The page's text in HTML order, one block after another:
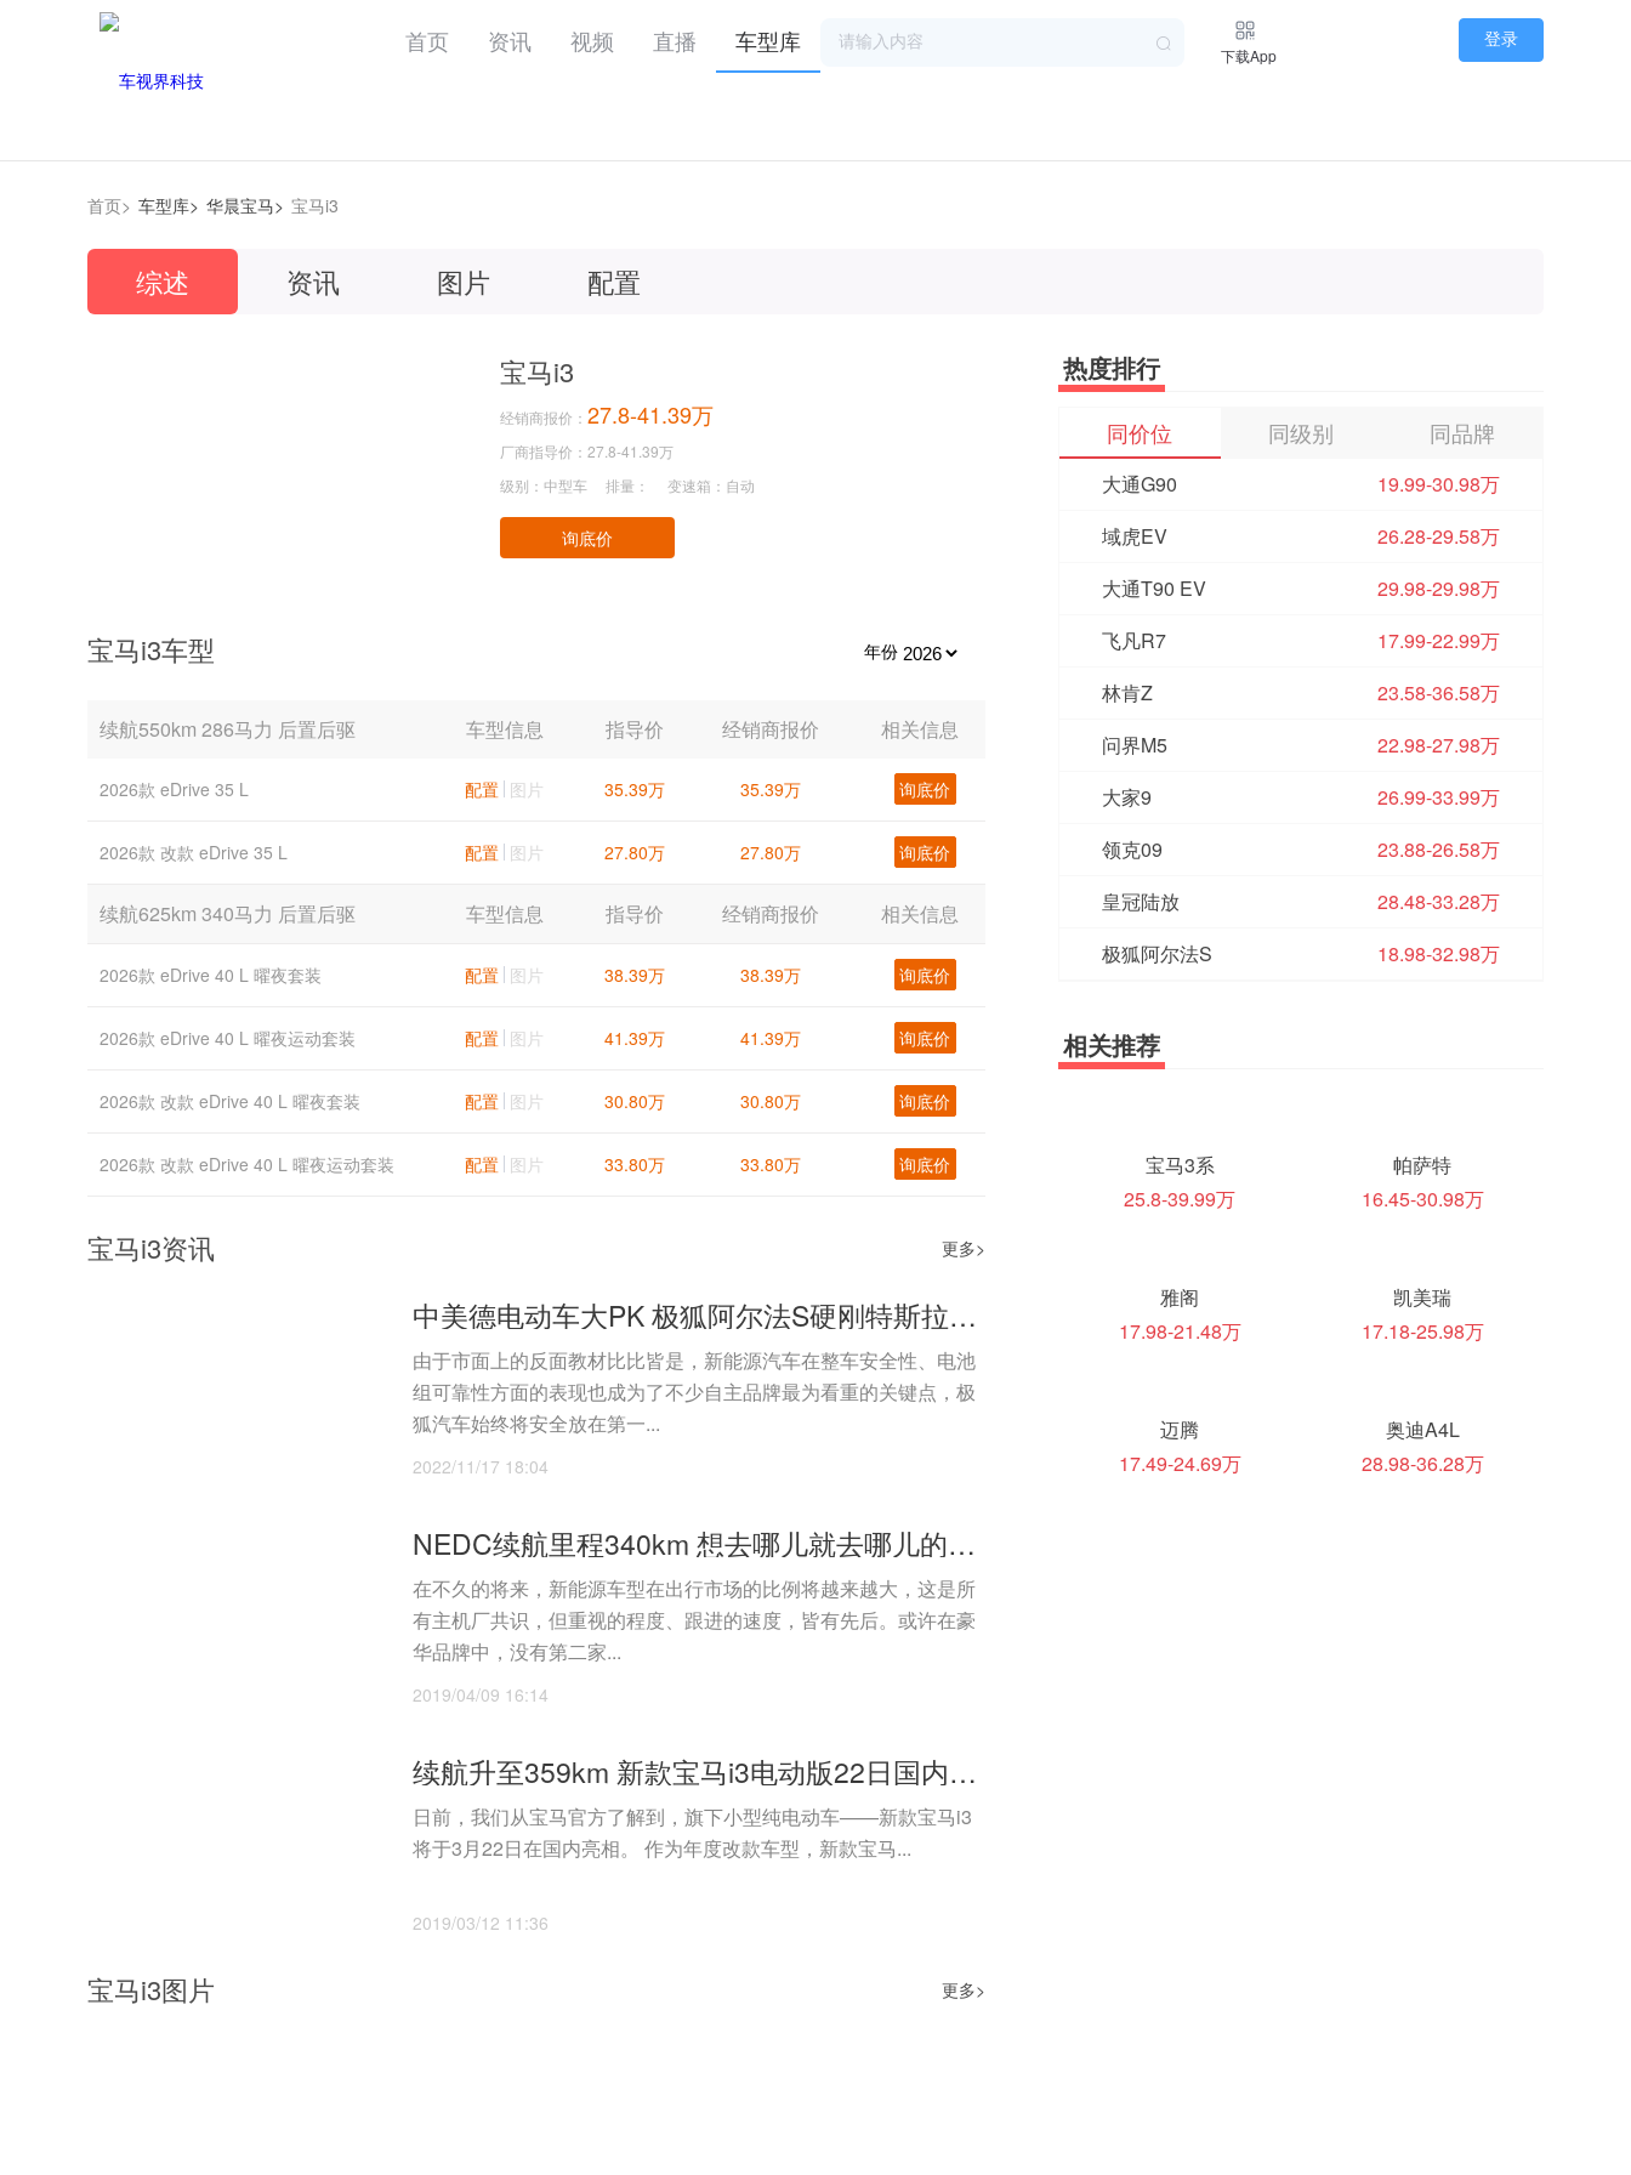
登录
首页 资讯 视频 直播 车型库 下载App
首页> 车型库> 华晨宝马> 宝马i3
综述 资讯 图片 配置
宝马i3
经销商报价： 27.8-41.39万
厂商指导价：27.8-41.39万
级别：中型车
排量： 变速箱：自动
询底价
宝马i3车型 年份
续航550km 286马力 后置后驱 车型信息 指导价 经销商报价 相关信息
2026款 eDrive 35 L 配置 图片 35.39万 35.39万 询底价
2026款 改款 eDrive 35 L 配置 图片 27.80万 27.80万 询底价
续航625km 340马力 后置后驱 车型信息 指导价 经销商报价 相关信息
2026款 eDrive 40 L 曜夜套装 配置 图片 38.39万 38.39万 询底价
2026款 eDrive 40 L 曜夜运动套装 配置 图片 41.39万 41.39万 询底价
2026款 改款 eDrive 40 L 曜夜套装 配置 图片 30.80万 30.80万 询底价
2026款 改款 eDrive 40 L 曜夜运动套装 配置 图片 33.80万 33.80万 询底价
宝马i3资讯 更多>
中美德电动车大PK 极狐阿尔法S硬刚特斯拉Model 3/宝马i3
由于市面上的反面教材比比皆是，新能源汽车在整车安全性、电池
组可靠性方面的表现也成为了不少自主品牌最为看重的关键点，极
狐汽车始终将安全放在第一...
2022/11/17 18:04
NEDC续航里程340km 想去哪儿就去哪儿的宝马i3值得买么？
在不久的将来，新能源车型在出行市场的比例将越来越大，这是所
有主机厂共识，但重视的程度、跟进的速度，皆有先后。或许在豪
华品牌中，没有第二家...
2019/04/09 16:14
续航升至359km 新款宝马i3电动版22日国内发布
日前，我们从宝马官方了解到，旗下小型纯电动车——新款宝马i3
将于3月22日在国内亮相。 作为年度改款车型，新款宝马...
2019/03/12 11:36
宝马i3图片 更多>
热度排行
同价位 同级别 同品牌
大通G90
19.99-30.98万
域虎EV
26.28-29.58万
大通T90 EV
29.98-29.98万
飞凡R7
17.99-22.99万
林肯Z
23.58-36.58万
问界M5
22.98-27.98万
大家9
26.99-33.99万
领克09
23.88-26.58万
皇冠陆放
28.48-33.28万
极狐阿尔法S
18.98-32.98万
相关推荐
宝马3系
25.8-39.99万
帕萨特
16.45-30.98万
雅阁
17.98-21.48万
凯美瑞
17.18-25.98万
迈腾
17.49-24.69万
奥迪A4L
28.98-36.28万